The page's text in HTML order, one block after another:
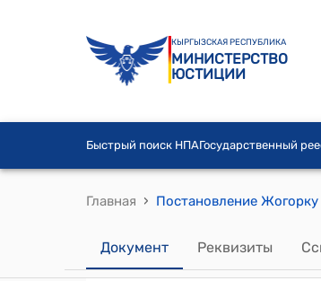
КЫРГЫЗСКАЯ РЕСПУБЛИКА
МИНИСТЕРСТВО
ЮСТИЦИИ
Быстрый поиск НПАГосударственный
Главная ›
Документ Реквизиты